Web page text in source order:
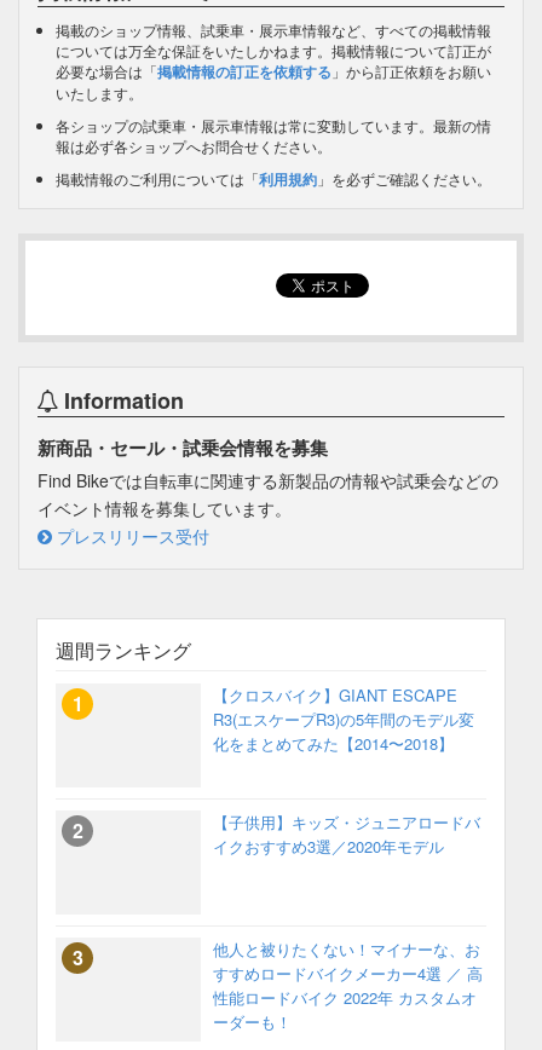
掲載のショップ情報、試乗車・展示車情報など、すべての掲載情報
については万全な保証をいたしかねます。掲載情報について訂正が
必要な場合は「掲載情報の訂正を依頼する 」から訂正依頼をお願い
いたします。
各ショップの試乗車・展示車情報は常に変動しています。最新の情
報は必ず各ショップへお問合せください。
掲載情報のご利用については「利用規約 」を必ずご確認ください。
Information
新商品・セール・試乗会情報を募集
Find Bikeでは自転車に関連する新製品の情報や試乗会などの
イベント情報を募集しています。
プレスリリース受付
週間ランキング
【クロスバイク】GIANT ESCAPE
R3(エスケープR3)の5年間のモデル変
化をまとめてみた【2014〜2018】
【子供用】キッズ・ジュニアロードバ
イクおすすめ3選／2020年モデル
他人と被りたくない！マイナーな、お
すすめロードバイクメーカー4選 ／ 高
性能ロードバイク 2022年 カスタムオ
ーダーも！